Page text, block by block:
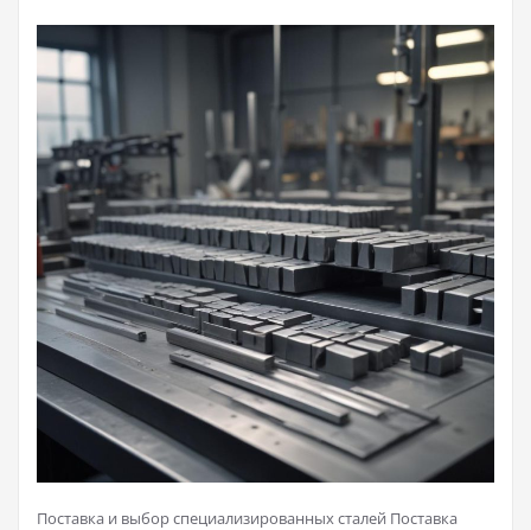
Поставка и выбор специализированных сталей Поставка